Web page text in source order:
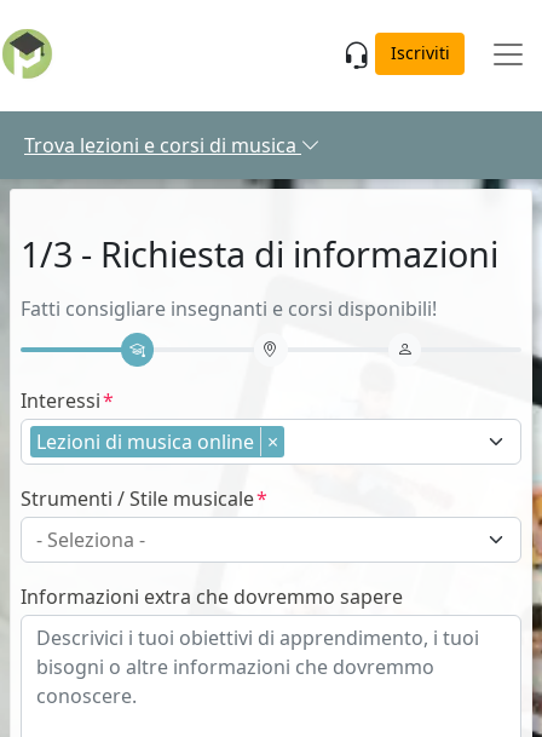
Iscriviti
Trova lezioni e corsi di musica
1/3 - Richiesta di informazioni
Fatti consigliare insegnanti e corsi disponibili!
Interessi
Lezioni di musica online ×
Strumenti / Stile musicale
Informazioni extra che dovremmo sapere